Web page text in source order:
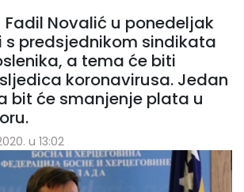
Fadil Novalić u ponedeljak
s predsjednikom sindikata
a tema će biti
koronavirusa. Jedan
bit će smanjenje plata u
u 13:02